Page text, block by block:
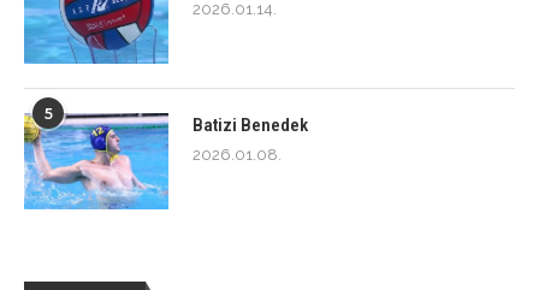
2026.01.14.
5
Batizi Benedek
2026.01.08.